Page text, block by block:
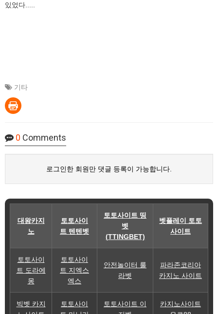
있었다.....
기타
0 Comments
로그인한 회원만 댓글 등록이 가능합니다.
대왕카지
노
토토사이
트 텐텐벳
토토사이트 띵
벳
(TTINGBET)
벳플레이 토토
사이트
토토사이
트 도라에
몽
토토사이
트 지엑스
엑스
안전놀이터 룰
라벳
파라존코리아
카지노 사이트
빅벳 카지
토토사이
토토사이트 이
카지노사이트